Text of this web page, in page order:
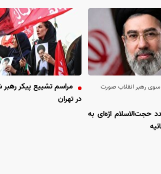
رهبر انقلاب صورت
حجت‌الاسلام اژه‌ای به
مراسم تشییع پیکر رهبر
در تهران